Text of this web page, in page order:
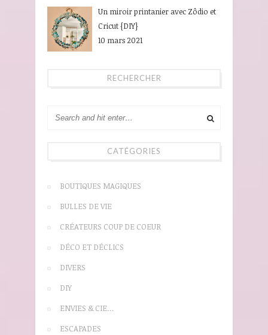
Un miroir printanier avec Zôdio et
Cricut {DIY}
10 mars 2021
RECHERCHER
CATÉGORIES
BOUTIQUES MAGIQUES
BULLES DE VIE
CRÉATEURS COUP DE COEUR
DÉCO ET DÉCLICS
DIVERS
DIY
ENVIES & CIE…
ESCAPADES